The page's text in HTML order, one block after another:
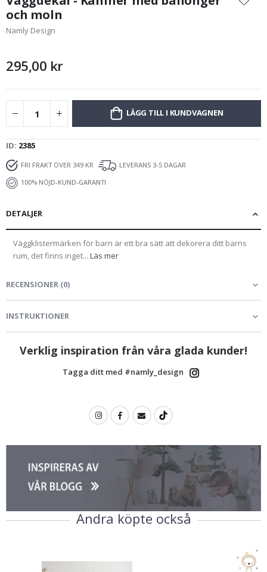
början
av
bildgalleriet
och moln
Namly Design
295,00 kr
LÄGG TILL I KUNDVAGNEN
ID 2385
FRI FRAKT ÖVER 349 KR
LEVERANS 3-5 DAGAR
100% NÖJD-KUND-GARANTI
DETALJER
Väggklistermärken för barn är ett bra sätt att dekorera ditt barns
rum, det finns inget... Läs mer
RECENSIONER (0)
INSTRUKTIONER
Verklig inspiration från våra glada kunder!
Tagga ditt med #namly_design
Andra köpte också